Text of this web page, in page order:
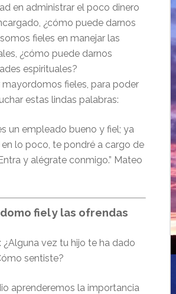
en administrar el poco dinero
¿cómo puede darnos
fieles en manejar las
¿cómo puede darnos
espirituales?
mayordomos fieles, para poder
estas lindas palabras:
un empleado bueno y fiel; ya
lo poco, te pondré a cargo de
y alégrate conmigo.” Mateo
fiel y las ofrendas
¿Alguna vez tu hijo te ha dado
sentiste?
aprenderemos la importancia